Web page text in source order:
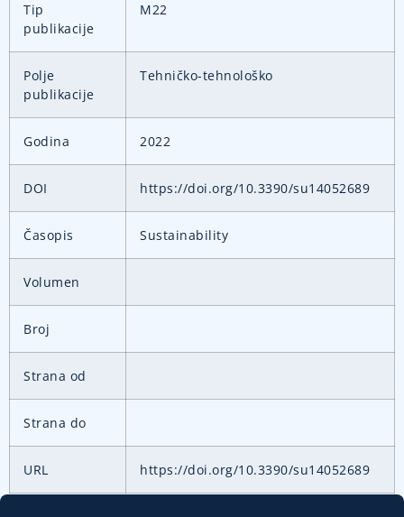
Tip
publikacije
M22
Polje
publikacije
Tehničko-tehnološko
Godina 2022
DOI https://doi.org/10.3390/su14052689
Časopis Sustainability
Volumen
Broj
Strana od
Strana do
URL https://doi.org/10.3390/su14052689